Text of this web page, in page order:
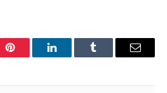
Pinterest LinkedInTumblr Email